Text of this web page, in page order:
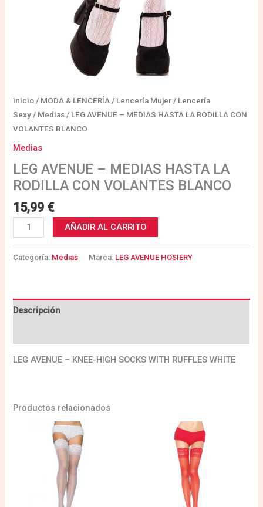
Inicio / MODA & LENCERÍA / Lencería Mujer / Lencería
Sexy / Medias / LEG AVENUE – MEDIAS HASTA LA RODILLA CON
VOLANTES BLANCO
Medias
LEG AVENUE – MEDIAS HASTA LA
RODILLA CON VOLANTES BLANCO
15,99 €
AÑADIR AL CARRITO
Categoría: Medias Marca: LEG AVENUE HOSIERY
Descripción
LEG AVENUE – KNEE-HIGH SOCKS WITH RUFFLES WHITE
Productos relacionados